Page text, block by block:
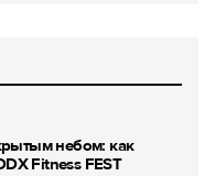
небом: как
Fitness FEST